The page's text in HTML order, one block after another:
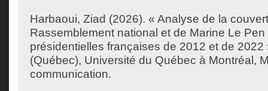
Harbaoui, Ziad (2026). « Analyse de la
Rassemblement national et de Marine Le
présidentielles françaises de 2012 et de 2022
(Québec), Université du Québec à Montréal,
communication.